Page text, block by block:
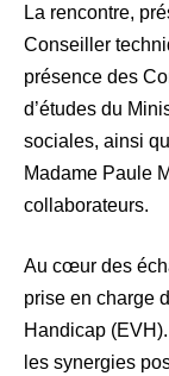
La rencontre,
Conseiller
présence des
d’études du
sociales, ainsi
Madame Paule
collaborateurs.
Au cœur des
prise en charge
Handicap
les synergies